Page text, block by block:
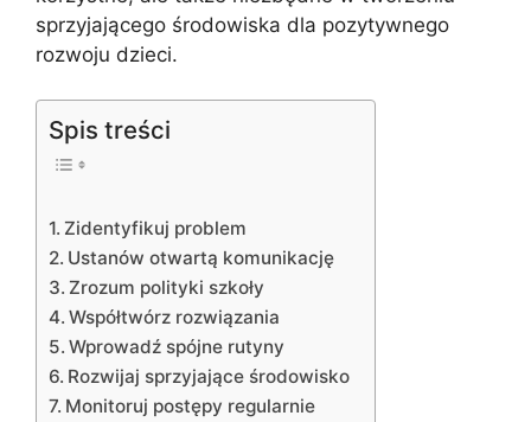
sprzyjającego środowiska dla pozytywnego
rozwoju dzieci.
Spis treści
Zidentyfikuj problem
Ustanów otwartą komunikację
Zrozum polityki szkoły
Współtwórz rozwiązania
Wprowadź spójne rutyny
Rozwijaj sprzyjające środowisko
Monitoruj postępy regularnie